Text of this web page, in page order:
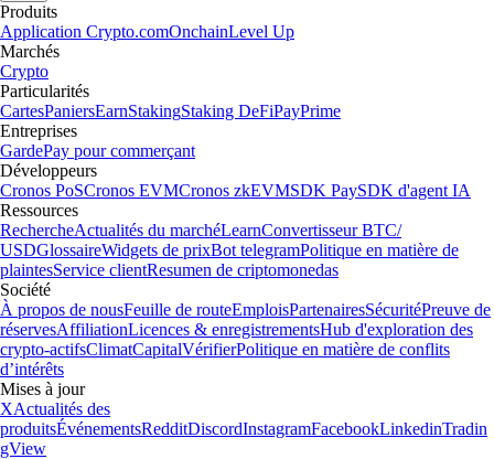
Produits
Application Crypto.comOnchainLevel Up
Marchés
Crypto
Particularités
CartesPaniersEarnStakingStaking DeFiPayPrime
Entreprises
GardePay pour commerçant
Développeurs
Cronos PoSCronos EVMCronos zkEVMSDK PaySDK d'agent IA
Ressources
RechercheActualités du marchéLearnConvertisseur BTC/
USDGlossaireWidgets de prixBot telegramPolitique en matière de
plaintesService clientResumen de criptomonedas
Société
À propos de nousFeuille de routeEmploisPartenairesSécuritéPreuve de
réservesAffiliationLicences & enregistrementsHub d'exploration des
crypto-actifsClimatCapitalVérifierPolitique en matière de conflits
d’intérêts
Mises à jour
XActualités des
produitsÉvénementsRedditDiscordInstagramFacebookLinkedinTradin
gView